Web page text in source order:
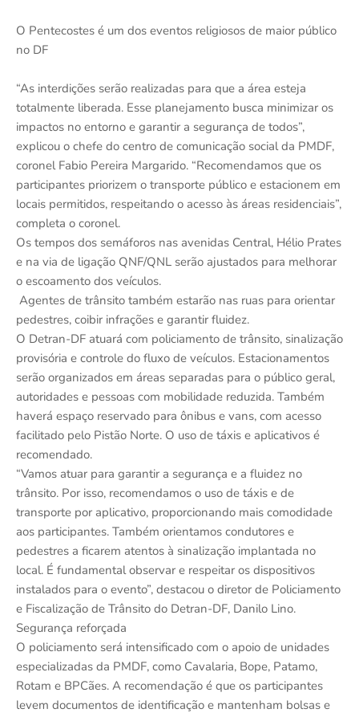
O Pentecostes é um dos eventos religiosos de maior público
no DF
“As interdições serão realizadas para que a área esteja
totalmente liberada. Esse planejamento busca minimizar os
impactos no entorno e garantir a segurança de todos”,
explicou o chefe do centro de comunicação social da PMDF,
coronel Fabio Pereira Margarido. “Recomendamos que os
participantes priorizem o transporte público e estacionem em
locais permitidos, respeitando o acesso às áreas residenciais”,
completa o coronel.
Os tempos dos semáforos nas avenidas Central, Hélio Prates
e na via de ligação QNF/QNL serão ajustados para melhorar
o escoamento dos veículos.
Agentes de trânsito também estarão nas ruas para orientar
pedestres, coibir infrações e garantir fluidez.
O Detran-DF atuará com policiamento de trânsito, sinalização
provisória e controle do fluxo de veículos. Estacionamentos
serão organizados em áreas separadas para o público geral,
autoridades e pessoas com mobilidade reduzida. Também
haverá espaço reservado para ônibus e vans, com acesso
facilitado pelo Pistão Norte. O uso de táxis e aplicativos é
recomendado.
“Vamos atuar para garantir a segurança e a fluidez no
trânsito. Por isso, recomendamos o uso de táxis e de
transporte por aplicativo, proporcionando mais comodidade
aos participantes. Também orientamos condutores e
pedestres a ficarem atentos à sinalização implantada no
local. É fundamental observar e respeitar os dispositivos
instalados para o evento”, destacou o diretor de Policiamento
e Fiscalização de Trânsito do Detran-DF, Danilo Lino.
Segurança reforçada
O policiamento será intensificado com o apoio de unidades
especializadas da PMDF, como Cavalaria, Bope, Patamo,
Rotam e BPCães. A recomendação é que os participantes
levem documentos de identificação e mantenham bolsas e